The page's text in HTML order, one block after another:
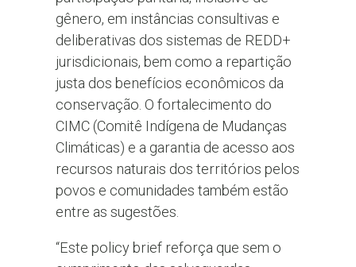
gênero, em instâncias consultivas e
deliberativas dos sistemas de REDD+
jurisdicionais, bem como a repartição
justa dos benefícios econômicos da
conservação. O fortalecimento do
CIMC (Comitê Indígena de Mudanças
Climáticas) e a garantia de acesso aos
recursos naturais dos territórios pelos
povos e comunidades também estão
entre as sugestões.
“Este policy brief reforça que sem o